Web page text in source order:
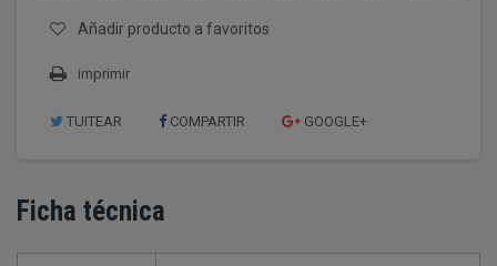
Añadir producto a favoritos
imprimir
TUITEAR COMPARTIR GOOGLE+
Ficha técnica